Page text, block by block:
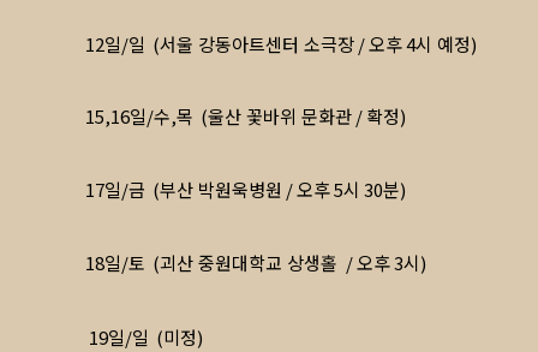
12일/일 (서울 강동아트센터 소극장/오후4시 예정)
15,16일/수,목 (울산 꽃바위 문화관/확정)
17일/금 (부산 박원욱병원 /오후5시 30분)
18일/토 (괴산 중원대학교 상생홀 / 오후 3시)
19일/일 (미정)